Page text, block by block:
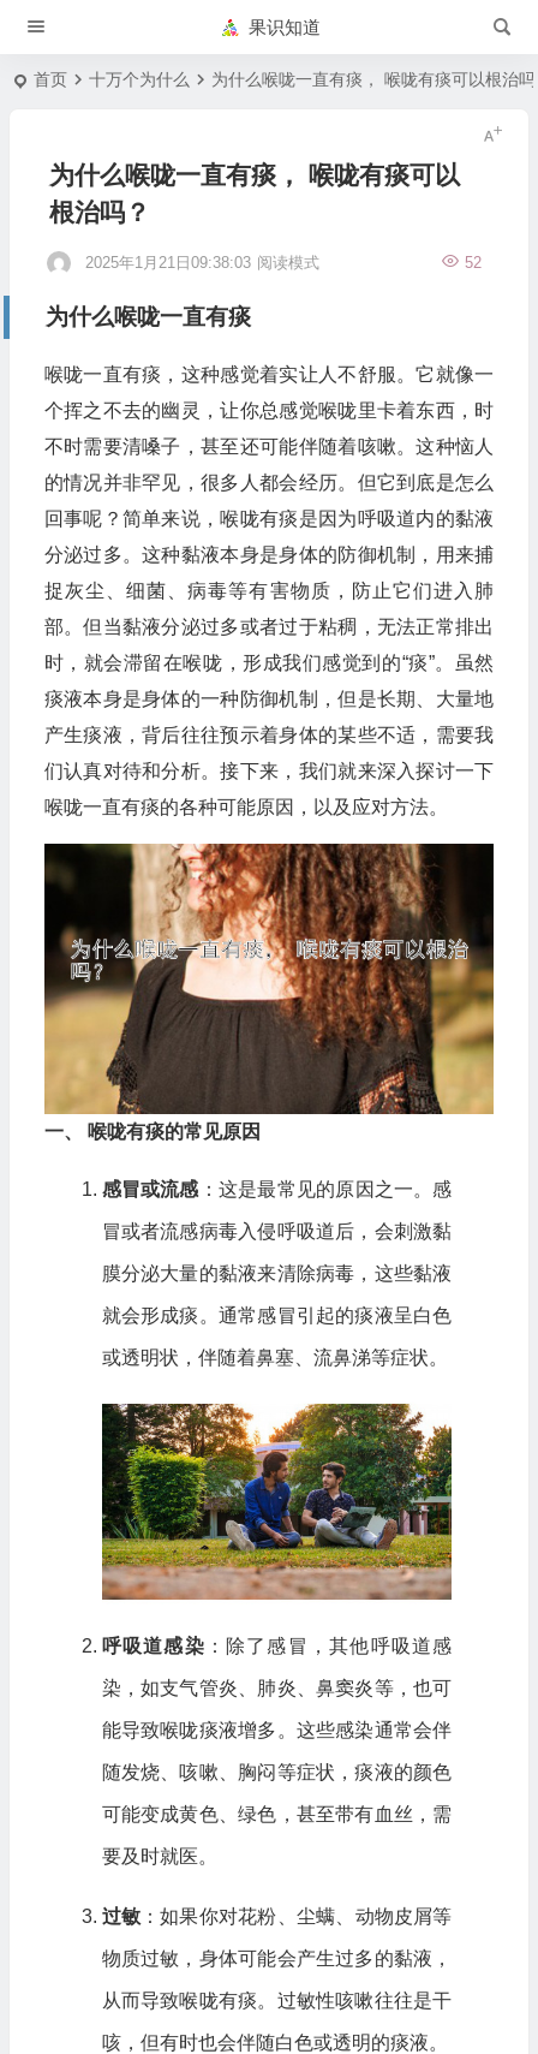
果识知道
首页 十万个为什么 为什么喉咙一直有痰， 喉咙有痰可以根治
为什么喉咙一直有痰， 喉咙有痰可以
根治吗？
2025年1月21日09:38:03 52
阅读模式
为什么喉咙一直有痰
喉咙一直有痰，这种感觉着实让人不舒服。它就像一
个挥之不去的幽灵，让你总感觉喉咙里卡着东西，时
不时需要清嗓子，甚至还可能伴随着咳嗽。这种恼人
的情况并非罕见，很多人都会经历。但它到底是怎么
回事呢？简单来说，喉咙有痰是因为呼吸道内的黏液
分泌过多。这种黏液本身是身体的防御机制，用来捕
捉灰尘、细菌、病毒等有害物质，防止它们进入肺
部。但当黏液分泌过多或者过于粘稠，无法正常排出
时，就会滞留在喉咙，形成我们感觉到的“痰”。虽然
痰液本身是身体的一种防御机制，但是长期、大量地
产生痰液，背后往往预示着身体的某些不适，需要我
们认真对待和分析。接下来，我们就来深入探讨一下
喉咙一直有痰的各种可能原因，以及应对方法。
一、 喉咙有痰的常见原因
感冒或流感 ：这是最常见的原因之一。感
冒或者流感病毒入侵呼吸道后，会刺激黏
膜分泌大量的黏液来清除病毒，这些黏液
就会形成痰。通常感冒引起的痰液呈白色
或透明状，伴随着鼻塞、流鼻涕等症状。
呼吸道感染 ：除了感冒，其他呼吸道感
染，如支气管炎、肺炎、鼻窦炎等，也可
能导致喉咙痰液增多。这些感染通常会伴
随发烧、咳嗽、胸闷等症状，痰液的颜色
可能变成黄色、绿色，甚至带有血丝，需
要及时就医。
过敏 ：如果你对花粉、尘螨、动物皮屑等
物质过敏，身体可能会产生过多的黏液，
从而导致喉咙有痰。过敏性咳嗽往往是干
咳，但有时也会伴随白色或透明的痰液。